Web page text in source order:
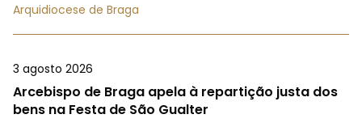
Arquidiocese de Braga
3 agosto 2026
Arcebispo de Braga apela à repartição justa dos
bens na Festa de São Gualter